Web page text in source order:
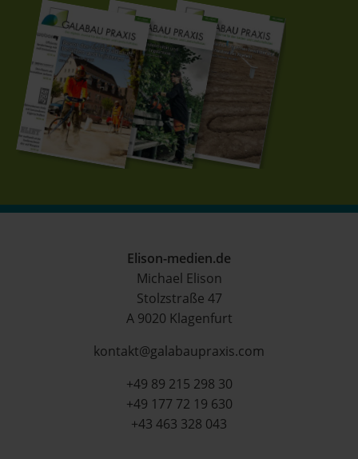
Elison-medien.de
Michael Elison
Stolzstraße 47
A 9020 Klagenfurt
kontakt@galabaupraxis.com
+49 89 215 298 30
+49 177 72 19 630
+43 463 328 043